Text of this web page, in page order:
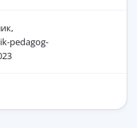
pedagog-